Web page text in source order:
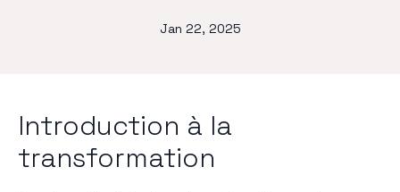
Jan 22, 2025
Introduction à la
transformation